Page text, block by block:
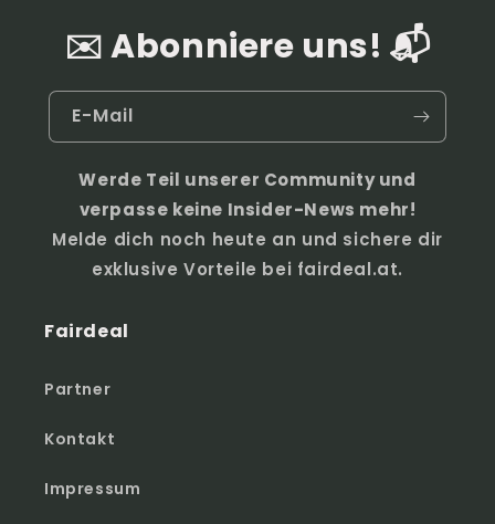
✉️ Abonniere uns! 📬
E-Mail
Werde Teil unserer Community und
verpasse keine Insider-News mehr!
Melde dich noch heute an und sichere dir
exklusive Vorteile bei fairdeal.at.
Fairdeal
Partner
Kontakt
Impressum